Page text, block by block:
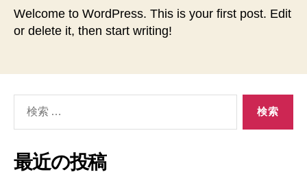
Welcome to WordPress. This is your first post. Edit
or delete it, then start writing!
象:
最近の投稿